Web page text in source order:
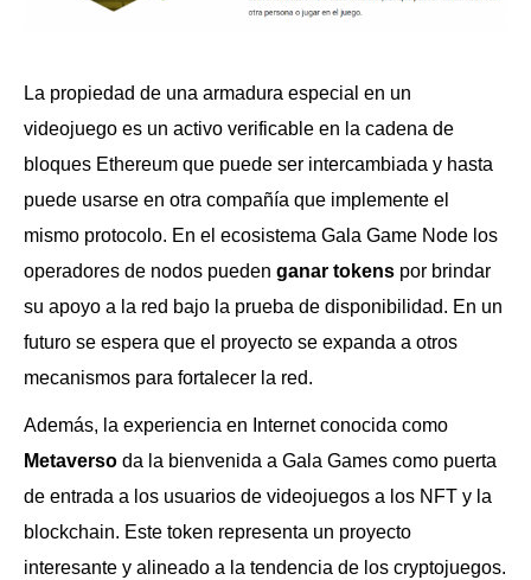
La propiedad de una armadura especial en un
videojuego es un activo verificable en la cadena de
bloques Ethereum que puede ser intercambiada y hasta
puede usarse en otra compañía que implemente el
mismo protocolo. En el ecosistema Gala Game Node los
operadores de nodos pueden ganar tokens por brindar
su apoyo a la red bajo la prueba de disponibilidad. En un
futuro se espera que el proyecto se expanda a otros
mecanismos para fortalecer la red.
Además, la experiencia en Internet conocida como
Metaverso da la bienvenida a Gala Games como puerta
de entrada a los usuarios de videojuegos a los NFT y la
blockchain. Este token representa un proyecto
interesante y alineado a la tendencia de los cryptojuegos.